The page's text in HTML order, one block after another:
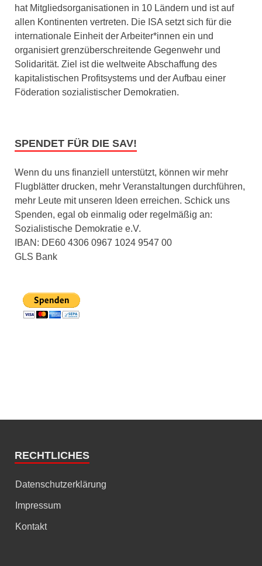
hat Mitgliedsorganisationen in 10 Ländern und ist auf
allen Kontinenten vertreten. Die ISA setzt sich für die
internationale Einheit der Arbeiter*innen ein und
organisiert grenzüberschreitende Gegenwehr und
Solidarität. Ziel ist die weltweite Abschaffung des
kapitalistischen Profitsystems und der Aufbau einer
Föderation sozialistischer Demokratien.
SPENDET FÜR DIE SAV!
Wenn du uns finanziell unterstützt, können wir mehr
Flugblätter drucken, mehr Veranstaltungen durchführen,
mehr Leute mit unseren Ideen erreichen. Schick uns
Spenden, egal ob einmalig oder regelmäßig an:
Sozialistische Demokratie e.V.
IBAN: DE60 4306 0967 1024 9547 00
GLS Bank
RECHTLICHES
Datenschutzerklärung
Impressum
Kontakt